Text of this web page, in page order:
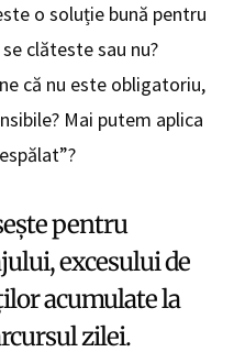
o soluție bună pentru
clăteste sau nu?
că nu este obligatoriu,
Mai putem aplica
pentru
excesului de
acumulate la
zilei.